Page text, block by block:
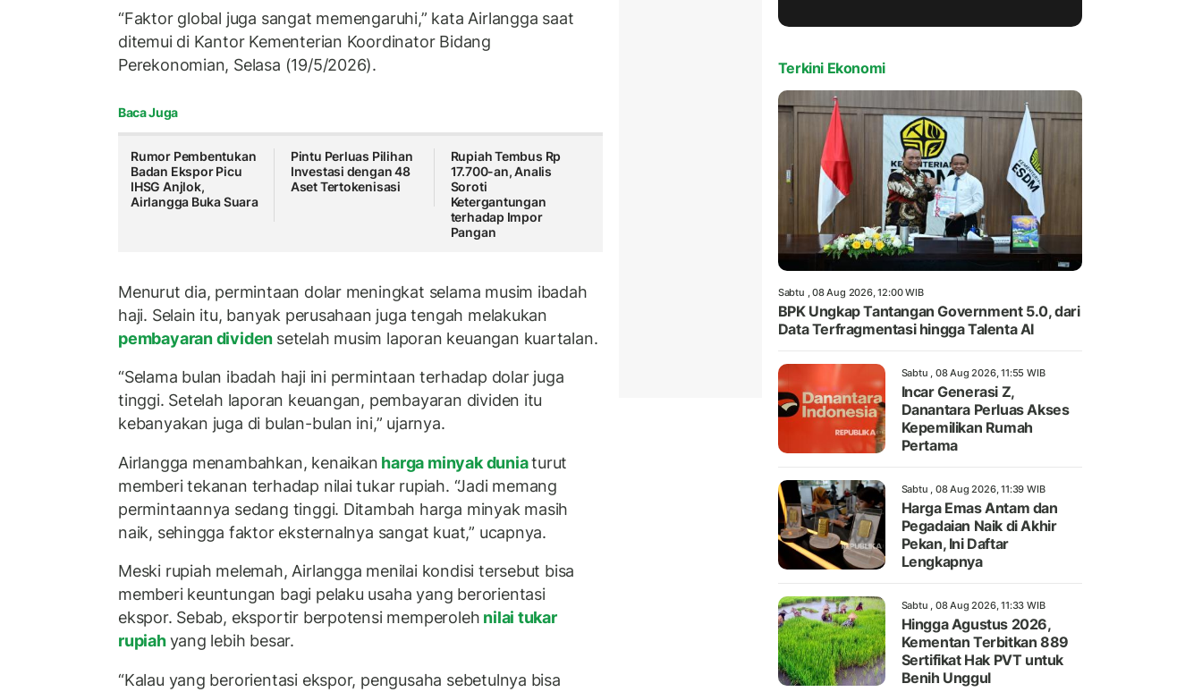
“Faktor global juga sangat memengaruhi,” kata Airlangga saat
ditemui di Kantor Kementerian Koordinator Bidang
Perekonomian, Selasa (19/5/2026).
Baca Juga
Rumor Pembentukan
Badan Ekspor Picu
IHSG Anjlok,
Airlangga Buka Suara
Pintu Perluas Pilihan
Investasi dengan 48
Aset Tertokenisasi
Rupiah Tembus Rp
17.700-an, Analis
Soroti
Ketergantungan
terhadap Impor
Pangan
Menurut dia, permintaan dolar meningkat selama musim ibadah
haji. Selain itu, banyak perusahaan juga tengah melakukan
pembayaran dividen setelah musim laporan keuangan kuartalan.
“Selama bulan ibadah haji ini permintaan terhadap dolar juga
tinggi. Setelah laporan keuangan, pembayaran dividen itu
kebanyakan juga di bulan-bulan ini,” ujarnya.
Airlangga menambahkan, kenaikan harga minyak duniaturut
memberi tekanan terhadap nilai tukar rupiah. “Jadi memang
permintaannya sedang tinggi. Ditambah harga minyak masih
naik, sehingga faktor eksternalnya sangat kuat,” ucapnya.
Meski rupiah melemah, Airlangga menilai kondisi tersebut bisa
memberi keuntungan bagi pelaku usaha yang berorientasi
ekspor. Sebab, eksportir berpotensi memperoleh nilai tukar
rupiahyang lebih besar.
“Kalau yang berorientasi ekspor, pengusaha sebetulnya bisa
Terkini Ekonomi
Sabtu , 08 Aug 2026, 12:00 WIB
BPK Ungkap Tantangan Government 5.0, dari
Data Terfragmentasi hingga Talenta AI
Sabtu , 08 Aug 2026, 11:55 WIB
Incar Generasi Z,
Danantara Perluas Akses
Kepemilikan Rumah
Pertama
Sabtu , 08 Aug 2026, 11:39 WIB
Harga Emas Antam dan
Pegadaian Naik di Akhir
Pekan, Ini Daftar
Lengkapnya
Sabtu , 08 Aug 2026, 11:33 WIB
Hingga Agustus 2026,
Kementan Terbitkan 889
Sertifikat Hak PVT untuk
Benih Unggul